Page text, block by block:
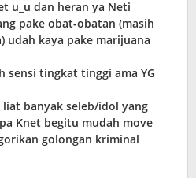
u_u dan heran ya Neti
pake obat-obatan (masih
udah kaya pake marijuana
sensi tingkat tinggi ama YG
banyak seleb/idol yang
Knet begitu mudah move
golongan kriminal